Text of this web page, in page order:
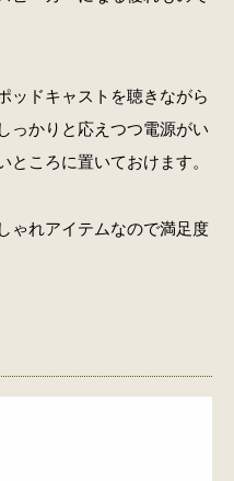
ッドキャストを聴きながら
っかりと応えつつ電源がい
ところに置いておけます。
ゃれアイテムなので満足度